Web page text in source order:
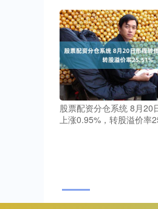
股票配资分仓系统 8月20
上涨0.95%，转股溢价率